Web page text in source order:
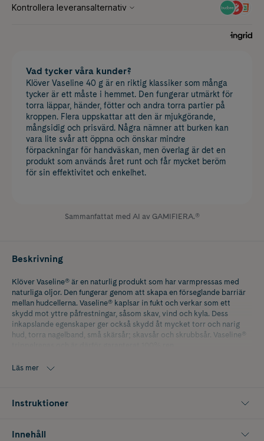
Vad tycker våra kunder?
Klöver Vaseline 40 g är en riktig klassiker som många
tycker är ett måste i hemmet. Den fungerar utmärkt för
torra läppar, händer, fötter och andra torra partier på
kroppen. Flera uppskattar att den är mjukgörande,
mångsidig och prisvärd. Några nämner att burken kan
vara lite svår att öppna och önskar mindre
förpackningar för handväskan, men överlag är det en
produkt som används året runt och får mycket beröm
för sin effektivitet och enkelhet.
Sammanfattat med AI av GAMIFIERA.®
Beskrivning
Klöver Vaseline® är en naturlig produkt som har varmpressas med
naturliga oljor. Den fungerar genom att skapa en förseglande barriär
mellan hudcellerna. Vaseline® kaplsar in fukt och verkar som ett
skydd mot yttre påfrestningar, såsom skav, vind och kyla. Dess
inkapslande egenskaper ger också skydd åt mycket torr och narig
hud, torra nagelband, små skärsår; skavsår och skrubbsår. Vaseline®
Läs mer
Instruktioner
Innehåll